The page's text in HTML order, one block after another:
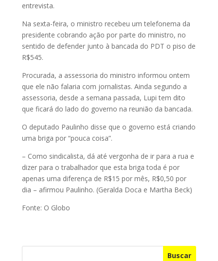
entrevista.
Na sexta-feira, o ministro recebeu um telefonema da
presidente cobrando ação por parte do ministro, no
sentido de defender junto à bancada do PDT o piso de
R$545.
Procurada, a assessoria do ministro informou ontem
que ele não falaria com jornalistas. Ainda segundo a
assessoria, desde a semana passada, Lupi tem dito
que ficará do lado do governo na reunião da bancada.
O deputado Paulinho disse que o governo está criando
uma briga por “pouca coisa”.
– Como sindicalista, dá até vergonha de ir para a rua e
dizer para o trabalhador que esta briga toda é por
apenas uma diferença de R$15 por mês, R$0,50 por
dia – afirmou Paulinho. (Geralda Doca e Martha Beck)
Fonte: O Globo
Buscar